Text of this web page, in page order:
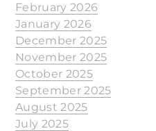
February 2026
January 2026
December 2025
November 2025
October 2025
September 2025
August 2025
July 2025